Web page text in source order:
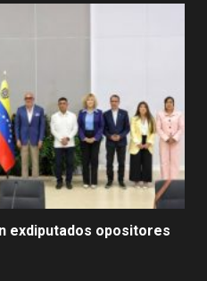
exdiputados opositores